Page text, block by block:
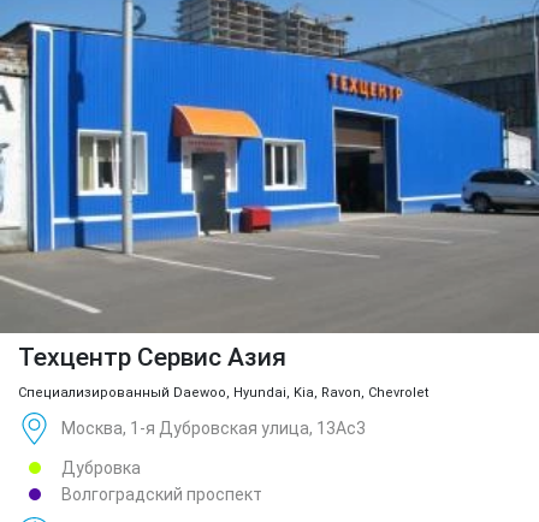
Техцентр Сервис Азия
Специализированный Daewoo, Hyundai, Kia, Ravon, Chevrolet
Москва, 1-я Дубровская улица, 13Ас3
Дубровка
Волгоградский проспект